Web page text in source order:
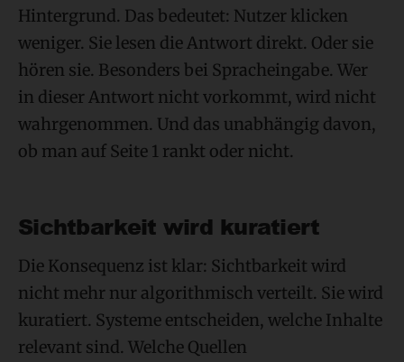
Hintergrund. Das bedeutet: Nutzer klicken
weniger. Sie lesen die Antwort direkt. Oder sie
hören sie. Besonders bei Spracheingabe. Wer
in dieser Antwort nicht vorkommt, wird nicht
wahrgenommen. Und das unabhängig davon,
ob man auf Seite 1 rankt oder nicht.
Sichtbarkeit wird kuratiert
Die Konsequenz ist klar: Sichtbarkeit wird
nicht mehr nur algorithmisch verteilt. Sie wird
kuratiert. Systeme entscheiden, welche Inhalte
relevant sind. Welche Quellen